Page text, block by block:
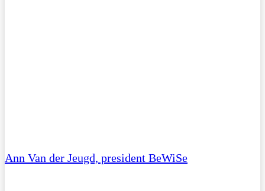
Ann Van der Jeugd, president BeWiSe